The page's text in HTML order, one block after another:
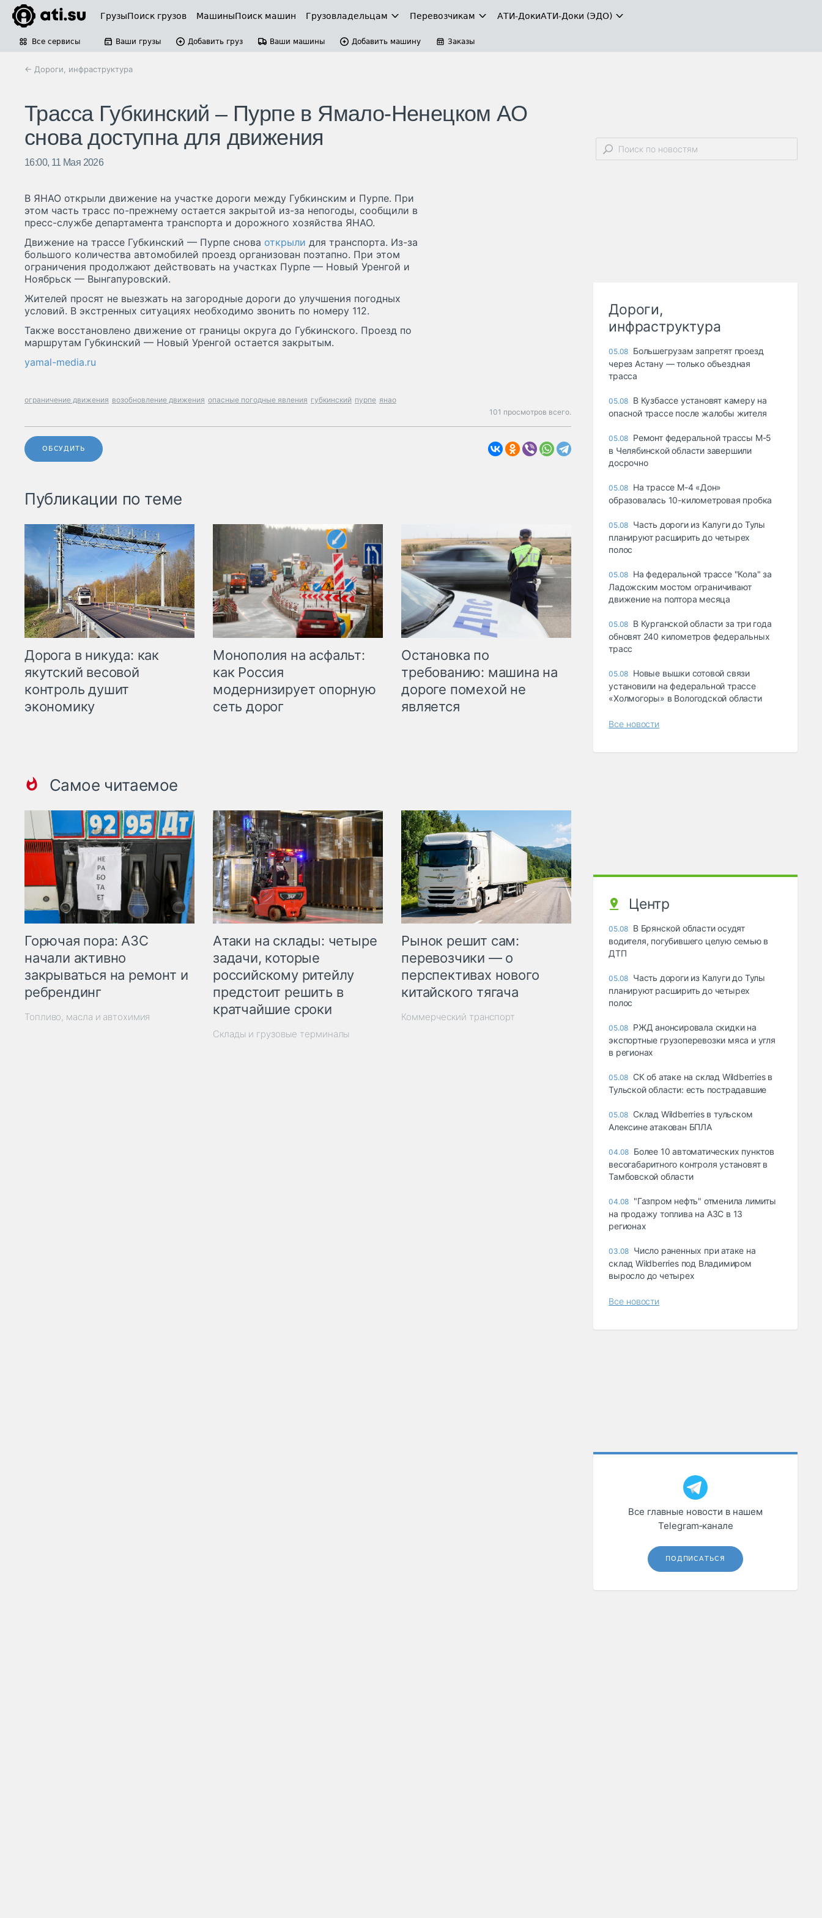
ГрузыПоиск грузов МашиныПоиск машин Грузовладельцам Перевозчикам АТИ-ДокиАТИ-Доки (ЭДО)
Все сервисы Ваши грузы Добавить груз Ваши машины Добавить машину Заказы
← Дороги, инфраструктура
Трасса Губкинский – Пурпе в Ямало-Ненецком АО
снова доступна для движения
16:00, 11 Мая 2026
В ЯНАО открыли движение на участке дороги между Губкинским и Пурпе. При
этом часть трасс по-прежнему остается закрытой из-за непогоды, сообщили в
пресс-службе департамента транспорта и дорожного хозяйства ЯНАО.
Движение на трассе Губкинский — Пурпе снова открыли для транспорта. Из-за
большого количества автомобилей проезд организован поэтапно. При этом
ограничения продолжают действовать на участках Пурпе — Новый Уренгой и
Ноябрьск — Вынгапуровский.
Жителей просят не выезжать на загородные дороги до улучшения погодных
условий. В экстренных ситуациях необходимо звонить по номеру 112.
Также восстановлено движение от границы округа до Губкинского. Проезд по
маршрутам Губкинский — Новый Уренгой остается закрытым.
yamal-media.ru
ограничение движения возобновление движения опасные погодные явления губкинский пурпе янао
101 просмотров всего.
ОБСУДИТЬ
Публикации по теме
Дорога в никуда: как
якутский весовой
контроль душит
экономику
Монополия на асфальт:
как Россия
модернизирует опорную
сеть дорог
Остановка по
требованию: машина на
дороге помехой не
является
Самое читаемое
Горючая пора: АЗС
начали активно
закрываться на ремонт и
ребрендинг
Топливо, масла и автохимия
Атаки на склады: четыре
задачи, которые
российскому ритейлу
предстоит решить в
кратчайшие сроки
Склады и грузовые терминалы
Рынок решит сам:
перевозчики — о
перспективах нового
китайского тягача
Коммерческий транспорт
Дороги,
инфраструктура
05.08 Большегрузам запретят проезд
через Астану — только объездная
трасса
05.08 В Кузбассе установят камеру на
опасной трассе после жалобы жителя
05.08 Ремонт федеральной трассы М-5
в Челябинской области завершили
досрочно
05.08 На трассе М-4 «Дон»
образовалась 10-километровая пробка
05.08 Часть дороги из Калуги до Тулы
планируют расширить до четырех
полос
05.08 На федеральной трассе "Кола" за
Ладожским мостом ограничивают
движение на полтора месяца
05.08 В Курганской области за три года
обновят 240 километров федеральных
трасс
05.08 Новые вышки сотовой связи
установили на федеральной трассе
«Холмогоры» в Вологодской области
Все новости
Центр
05.08 В Брянской области осудят
водителя, погубившего целую семью в
ДТП
05.08 Часть дороги из Калуги до Тулы
планируют расширить до четырех
полос
05.08 РЖД анонсировала скидки на
экспортные грузоперевозки мяса и угля
в регионах
05.08 СК об атаке на склад Wildberries в
Тульской области: есть пострадавшие
05.08 Склад Wildberries в тульском
Алексине атакован БПЛА
04.08 Более 10 автоматических пунктов
весогабаритного контроля установят в
Тамбовской области
04.08 "Газпром нефть" отменила лимиты
на продажу топлива на АЗС в 13
регионах
03.08 Число раненных при атаке на
склад Wildberries под Владимиром
выросло до четырех
Все новости
Все главные новости в нашем
Telegram‑канале
ПОДПИСАТЬСЯ